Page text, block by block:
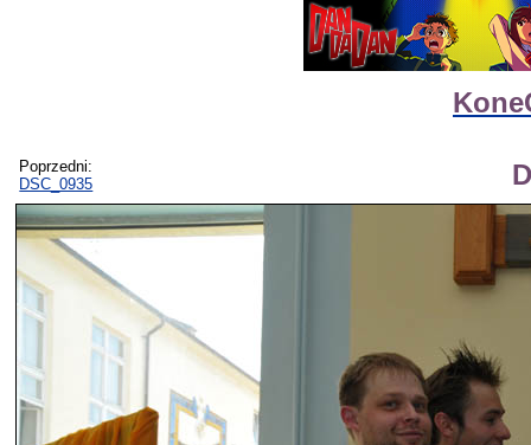
Poprzedni:
DSC_0935